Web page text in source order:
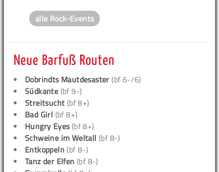
alle Rock-Events
Neue Barfuß Routen
Dobrindts Mautdesaster (bf 6-/6)
Südkante (bf 9-)
Streitsucht (bf 8+)
Bad Girl (bf 8+)
Hungry Eyes(bf 8+)
Schweine im Weltall (bf 8-)
Entkoppeln (bf 8-)
Tanz der Elfen (bf 8-)